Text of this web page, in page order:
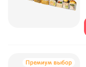
Премиум выбор